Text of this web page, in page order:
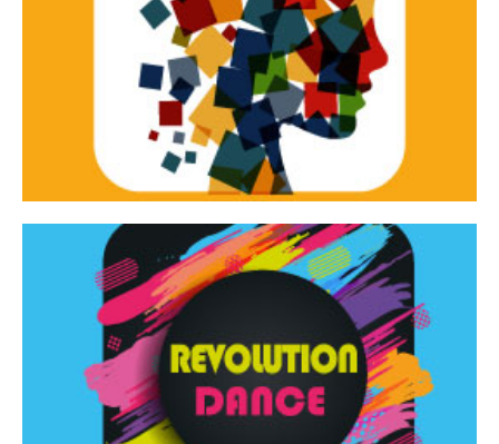
Tracce dinamiche
Tracce Dinamiche è una rassegna di teatro
d’innovazione e sperimentale.
Revolution Dance
Rassegna di danza contemporanea – I Edizione